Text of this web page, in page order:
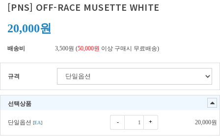
[PNS] OFF-RACE MUSETTE WHITE
20,000원
배송비 3,500원 (50,000원 이상 구매시 무료배송)
규격
선택상품
단일옵션 [EA] - + 20,000원